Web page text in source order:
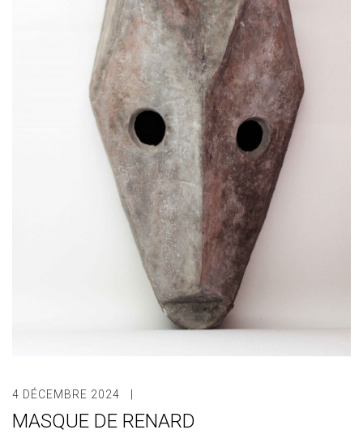
4 DÉCEMBRE 2024
MASQUE DE RENARD